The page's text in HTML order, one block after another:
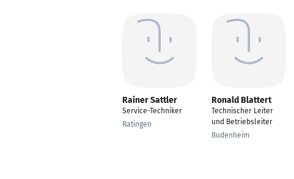
Rainer Sattler
Service-Techniker
Ratingen
Ronald Blattert
Technischer Leiter
und Betriebsleiter
Budenheim